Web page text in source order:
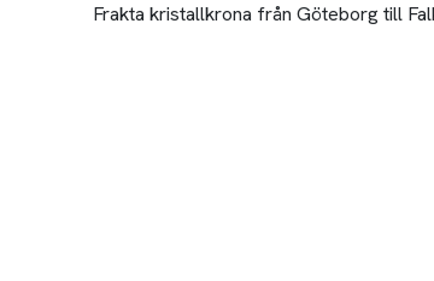
Frakta kristallkrona från Göteborg till